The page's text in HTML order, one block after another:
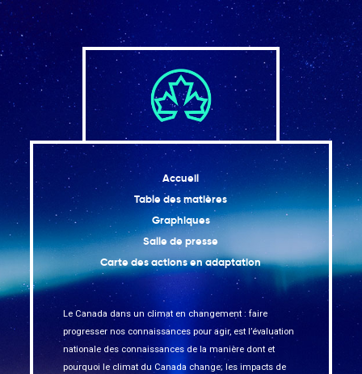
Accueil
Table des matières
Graphiques
Salle de presse
Carte des actions en adaptation
Le Canada dans un climat en changement : faire
progresser nos connaissances pour agir, est l’évaluation
nationale des connaissances de la manière dont et
pourquoi le climat du Canada change; les impacts de